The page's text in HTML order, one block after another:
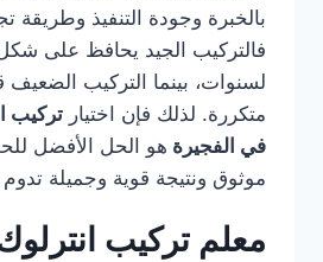
بالخبرة وجودة التنفيذ وطريقة
فالتركيب الجيد يحافظ على شكل
لسنوات، بينما التركيب الضعيف
متكررة. لذلك فإن اختيار تركيب
في الفجيرة هو الحل الأفضل
موثوق ونتيجة قوية وجميلة تدوم
معلم تركيب